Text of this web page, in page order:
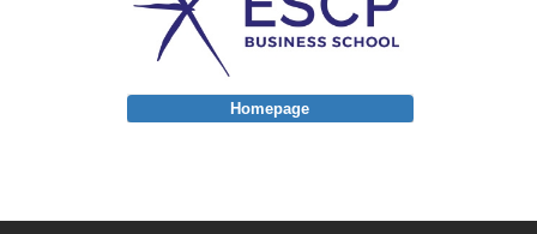
Homepage